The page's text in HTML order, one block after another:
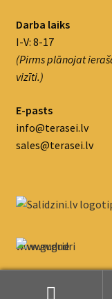
Darba laiks
I-V: 8-17
(Pirms plānojat
vizīti.)
E-pasts
info@terasei.lv
sales@terasei.lv
www.gudrie